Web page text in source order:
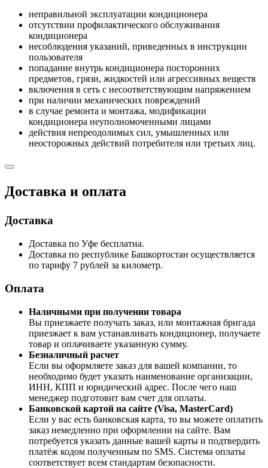
неправильной эксплуатации кондиционера
отсутствии профилактического обслуживания
кондиционера
несоблюдения указаний, приведенных в инструкции
пользователя
попадание внутрь кондиционера посторонних
предметов, грязи, жидкостей или агрессивных веществ
включения в сеть с несоответствующим напряжением
при наличии механических повреждений
в случае ремонта и монтажа, модификации
кондиционера неуполномоченными лицами
действия непреодолимых сил, умышленных или
неосторожных действий потребителя или третьих лиц.
Доставка и оплата
Доставка
Доставка по Уфе бесплатна.
Доставка по республике Башкортостан осуществляется
по тарифу 7 рублей за километр.
Оплата
Наличными при получении товара
Вы приезжаете получать заказ, или монтажная бригада
приезжает к вам устанавливать кондиционер, получаете
товар и оплачиваете указанную сумму.
Безналичный расчет
Если вы оформляете заказ для вашей компании, то
необходимо будет указать наименование организации,
ИНН, КПП и юридический адрес. После чего наш
менеджер подготовит вам счет для оплаты.
Банковской картой на сайте (Visa, MasterCard)
Если у вас есть банковская карта, то вы можете оплатить
заказ немедленно при оформлении на сайте. Вам
потребуется указать данные вашей карты и подтвердить
платёж кодом полученным по SMS. Система оплаты
соответствует всем стандартам безопасности.